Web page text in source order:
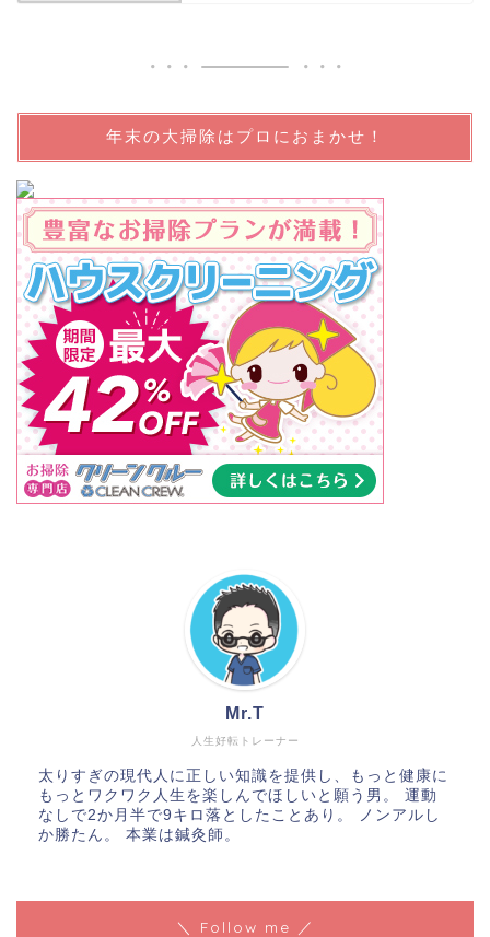
年末の大掃除はプロにおまかせ！
人生好転トレーナー
Mr.T
太りすぎの現代人に正しい知識を提供し、もっと健康に
もっとワクワク人生を楽しんでほしいと願う男。 運動
なしで2か月半で9キロ落としたことあり。 ノンアルし
か勝たん。 本業は鍼灸師。
＼ Follow me ／